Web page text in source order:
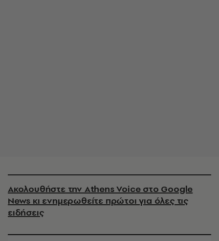
Ακολουθήστε την Athens Voice στο Google
News κι ενημερωθείτε πρώτοι για όλες τις
ειδήσεις